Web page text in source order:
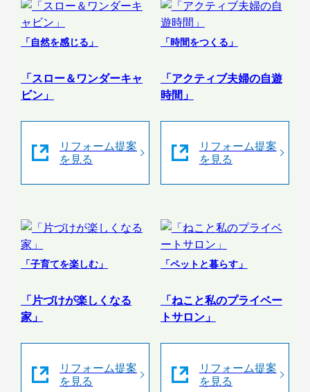
「自然を感じる」
「スロー＆ワンダーキャ
ビン」
リフォーム提案
を見る
「時間をつくる」
「アクティブ夫婦の自遊
時間」
リフォーム提案
を見る
「子育てを楽しむ」
「片づけが楽しくなる
家」
リフォーム提案
を見る
「ペットと暮らす」
「ねこと私のプライベー
トサロン」
リフォーム提案
を見る